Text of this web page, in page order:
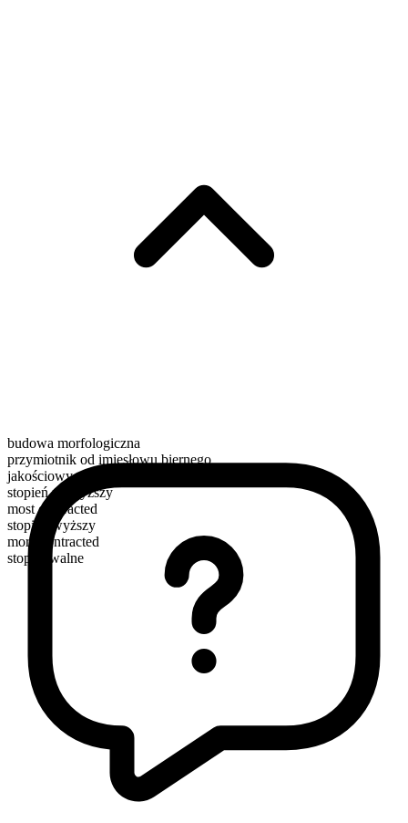
budowa morfologiczna
przymiotnik od imiesłowu biernego
jakościowy
stopień najwyższy
most contracted
stopień wyższy
more contracted
stopniowalne